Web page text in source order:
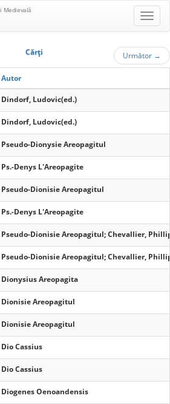
Medievală
Cărţi Următor →
Autor
Dindorf, Ludovic(ed.)
Dindorf, Ludovic(ed.)
Pseudo-Dionysie Areopagitul
Ps.-Denys L'Areopagite
Pseudo-Dionisie Areopagitul
Ps.-Denys L'Areopagite
Pseudo-Dionisie Areopagitul; Chevallier,
Pseudo-Dionisie Areopagitul; Chevallier,
Dionysius Areopagita
Dionisie Areopagitul
Dionisie Areopagitul
Dio Cassius
Dio Cassius
Diogenes Oenoandensis